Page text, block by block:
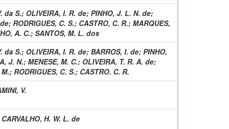
da S.; OLIVEIRA, I. R. de; PINHO, J. L. N. de;
; RODRIGUES, C. S.; CASTRO, C. R.; MARQUES,
A. C.; SANTOS, M. L. dos
da S.; OLIVEIRA, I. R. de; BARROS, I. de; PINHO,
J. N.; MENESE, M. C.; OLIVEIRA, T. R. A. de;
; RODRIGUES, C. S.; CASTRO. C. R.
V.
CARVALHO, H. W. L. de